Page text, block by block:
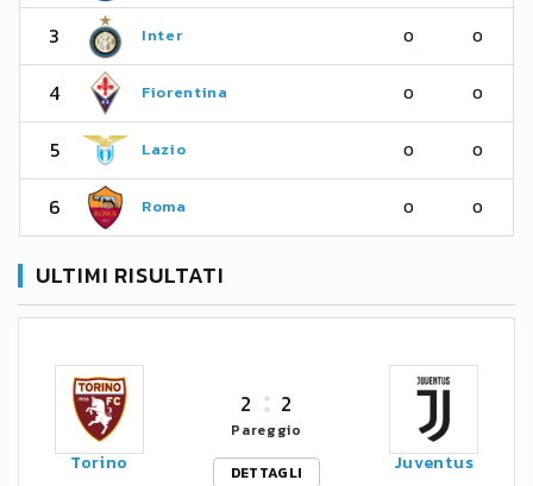
3 Inter 0 0
4 Fiorentina 0 0
5 Lazio 0 0
6 Roma 0 0
ULTIMI RISULTATI
Torino
2 2
Pareggio
DETTAGLI
Juventus